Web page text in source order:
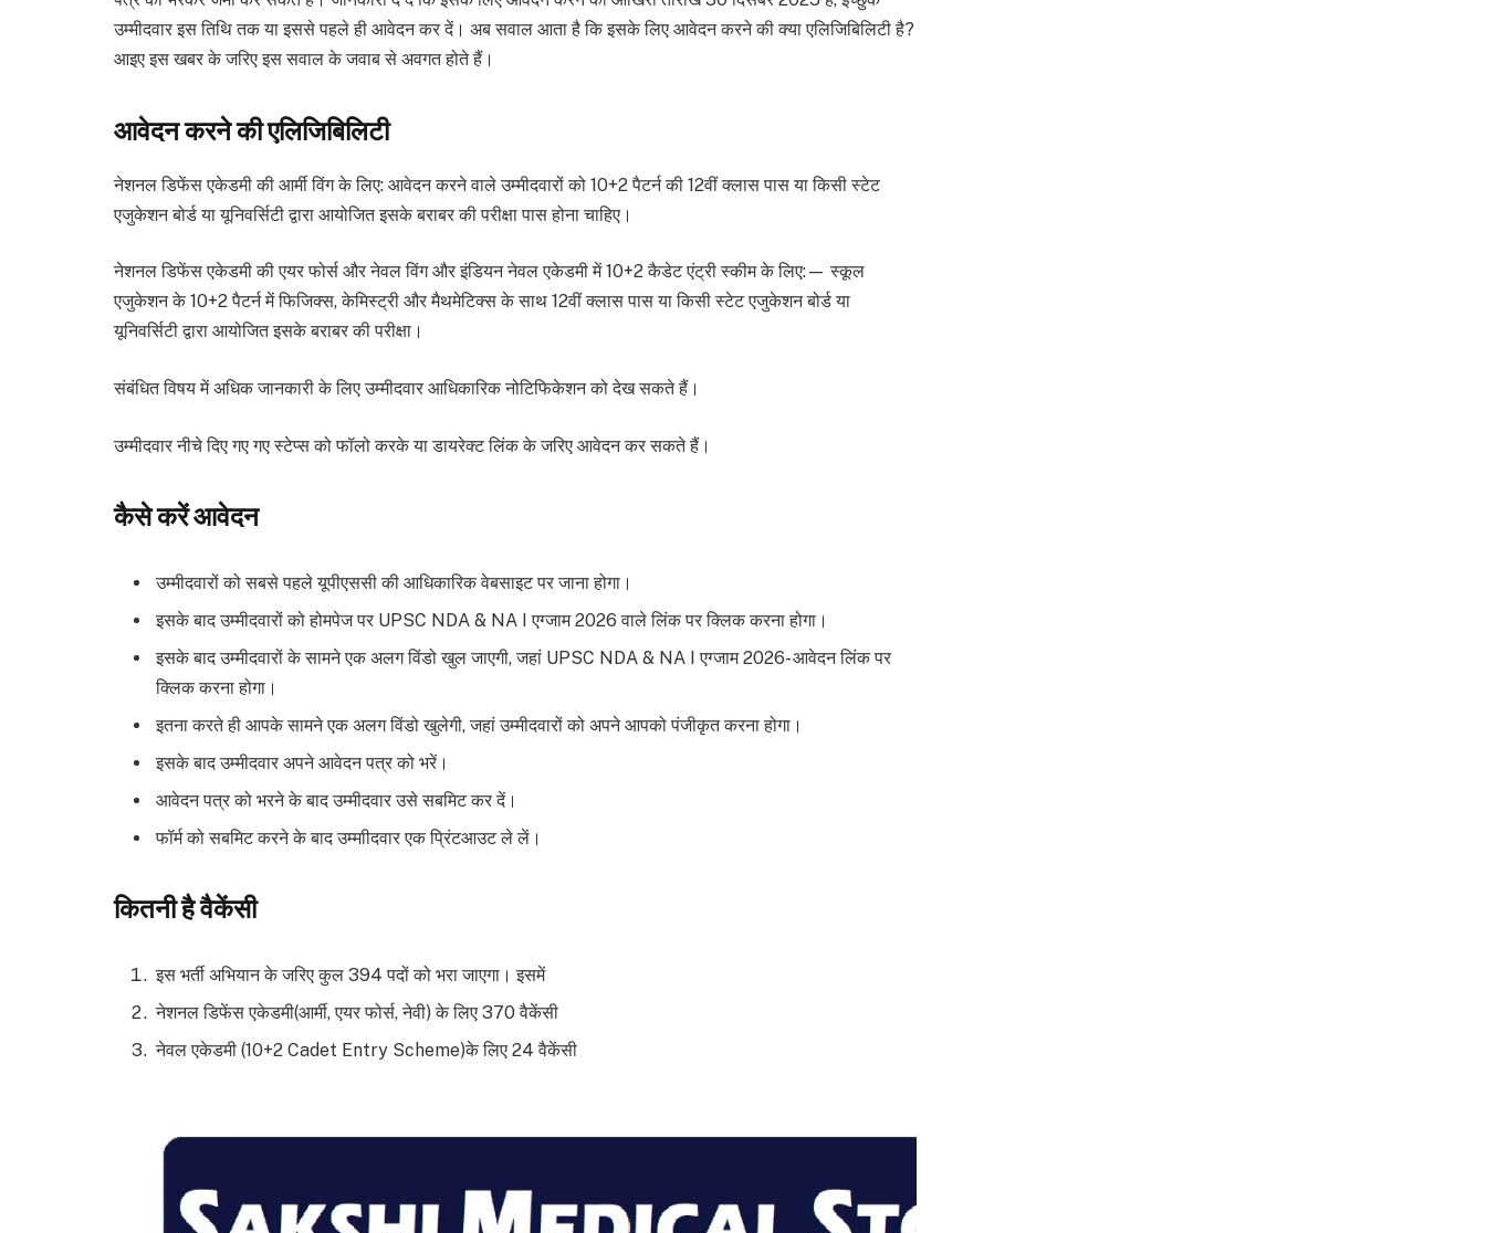
उम्मीदवार इस तिथि तक या इससे पहले ही आवेदन कर दें। अब सवाल आता है कि इसके लिए आवेदन करने की क्या एलिजिबिलिटी है?
आइए इस खबर के जरिए इस सवाल के जवाब से अवगत होते हैं।
आवेदन करने की एलिजिबिलिटी
नेशनल डिफेंस एकेडमी की आर्मी विंग के लिए: आवेदन करने वाले उम्मीदवारों को 10+2 पैटर्न की 12वीं क्लास पास या किसी स्टेट
एजुकेशन बोर्ड या यूनिवर्सिटी द्वारा आयोजित इसके बराबर की परीक्षा पास होना चाहिए।
नेशनल डिफेंस एकेडमी की एयर फोर्स और नेवल विंग और इंडियन नेवल एकेडमी में 10+2 कैडेट एंट्री स्कीम के लिए:— स्कूल
एजुकेशन के 10+2 पैटर्न में फिजिक्स, केमिस्ट्री और मैथमेटिक्स के साथ 12वीं क्लास पास या किसी स्टेट एजुकेशन बोर्ड या
यूनिवर्सिटी द्वारा आयोजित इसके बराबर की परीक्षा।
संबंधित विषय में अधिक जानकारी के लिए उम्मीदवार आधिकारिक नोटिफिकेशन को देख सकते हैं।
उम्मीदवार नीचे दिए गए गए स्टेप्स को फॉलो करके या डायरेक्ट लिंक के जरिए आवेदन कर सकते हैं।
कैसे करें आवेदन
उम्मीदवारों को सबसे पहले यूपीएससी की आधिकारिक वेबसाइट पर जाना होगा।
इसके बाद उम्मीदवारों को होमपेज पर UPSC NDA & NA I एग्जाम 2026 वाले लिंक पर क्लिक करना होगा।
इसके बाद उम्मीदवारों के सामने एक अलग विंडो खुल जाएगी, जहां UPSC NDA & NA I एग्जाम 2026- आवेदन लिंक पर
क्लिक करना होगा।
इतना करते ही आपके सामने एक अलग विंडो खुलेगी, जहां उम्मीदवारों को अपने आपको पंजीकृत करना होगा।
इसके बाद उम्मीदवार अपने आवेदन पत्र को भरें।
आवेदन पत्र को भरने के बाद उम्मीदवार उसे सबमिट कर दें।
फॉर्म को सबमिट करने के बाद उम्माीदवार एक प्रिंटआउट ले लें।
कितनी है वैकेंसी
इस भर्ती अभियान के जरिए कुल 394 पदों को भरा जाएगा। इसमें
नेशनल डिफेंस एकेडमी(आर्मी, एयर फोर्स, नेवी) के लिए 370 वैकेंसी
नेवल एकेडमी (10+2 Cadet Entry Scheme)के लिए 24 वैकेंसी